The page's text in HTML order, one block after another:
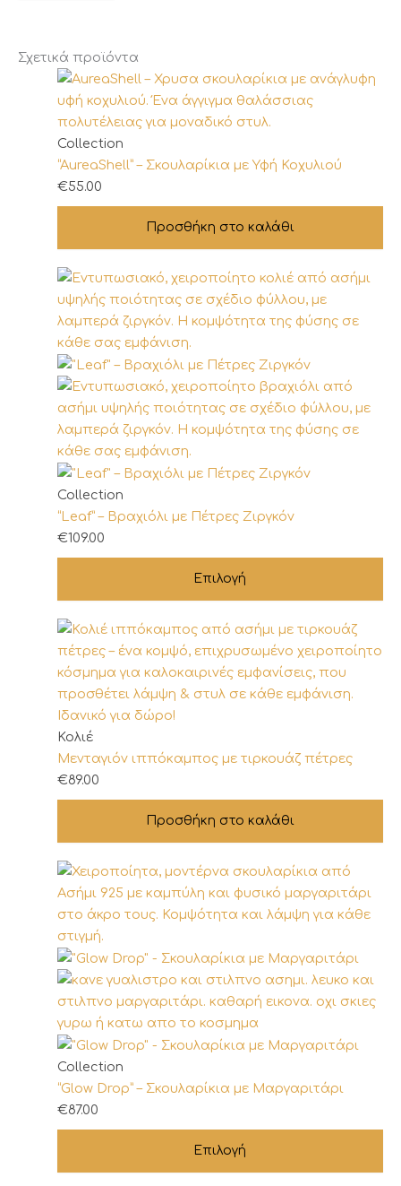
Σχετικά προϊόντα
Collection
“AureaShell” – Σκουλαρίκια με Υφή Κοχυλιού
€55.00
Προσθήκη στο καλάθι
Collection
“Leaf” – Βραχιόλι με Πέτρες Ζιργκόν
€109.00
Επιλογή
Αυτό
το
προϊόν
έχει
παραλλαγές.
Οι
επιλογές
μπορούν
επιλεγούν
στη
σελίδα
του
Κολιέ
Μενταγιόν ιππόκαμπος με τιρκουάζ πέτρες
€89.00
Προσθήκη στο καλάθι
Collection
“Glow Drop” – Σκουλαρίκια με Μαργαριτάρι
€87.00
Επιλογή
Αυτό
το
προϊόν
έχει
παραλλαγές.